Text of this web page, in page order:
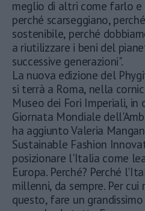
meglio di altri come farlo
perché scarseggiano,
sostenibile, perché
a riutilizzare i beni del
successive generazioni".
La nuova edizione del
si terrà a Roma, nella
Museo dei Fori Imperiali, in
Giornata Mondiale
ha aggiunto Valeria
Sustainable Fashion
posizionare l'Italia come
Europa. Perché? Perché
millenni, da sempre. Per
questo, fare un